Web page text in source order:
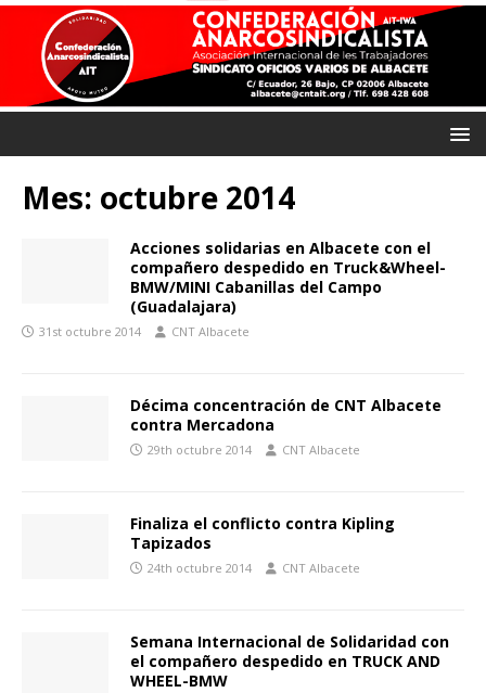
Mes: octubre 2014
Acciones solidarias en Albacete con el
compañero despedido en Truck&Wheel-
BMW/MINI Cabanillas del Campo
(Guadalajara)
31st octubre 2014 CNT Albacete
Décima concentración de CNT Albacete
contra Mercadona
29th octubre 2014 CNT Albacete
Finaliza el conflicto contra Kipling
Tapizados
24th octubre 2014 CNT Albacete
Semana Internacional de Solidaridad con
el compañero despedido en TRUCK AND
WHEEL-BMW